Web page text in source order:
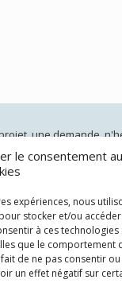
le consentement
expériences, nous
stocker et/ou
à ces
que le comportement
de ne pas consentir
un effet négatif sur
une demande,
Vendel 22000 St
37 Chemin des